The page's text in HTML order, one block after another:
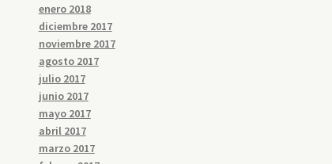
enero 2018
diciembre 2017
noviembre 2017
agosto 2017
julio 2017
junio 2017
mayo 2017
abril 2017
marzo 2017